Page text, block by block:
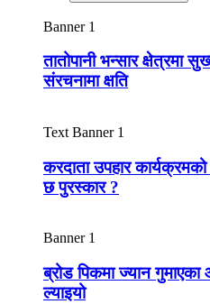
Banner 1
तातोपानी भन्सार क्षेत्रमा
संरचनामा क्षति
Text Banner 1
करदाता उपहार
छ पुरस्कार ?
Banner 1
ब्रोड पिकमा ज्यान
ल्याइयो